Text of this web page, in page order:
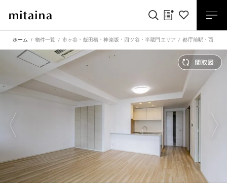
ホーム 物件一覧 市ヶ谷・飯田橋・神楽坂・四ツ谷・半蔵門エリア 都庁前駅 ・西新宿